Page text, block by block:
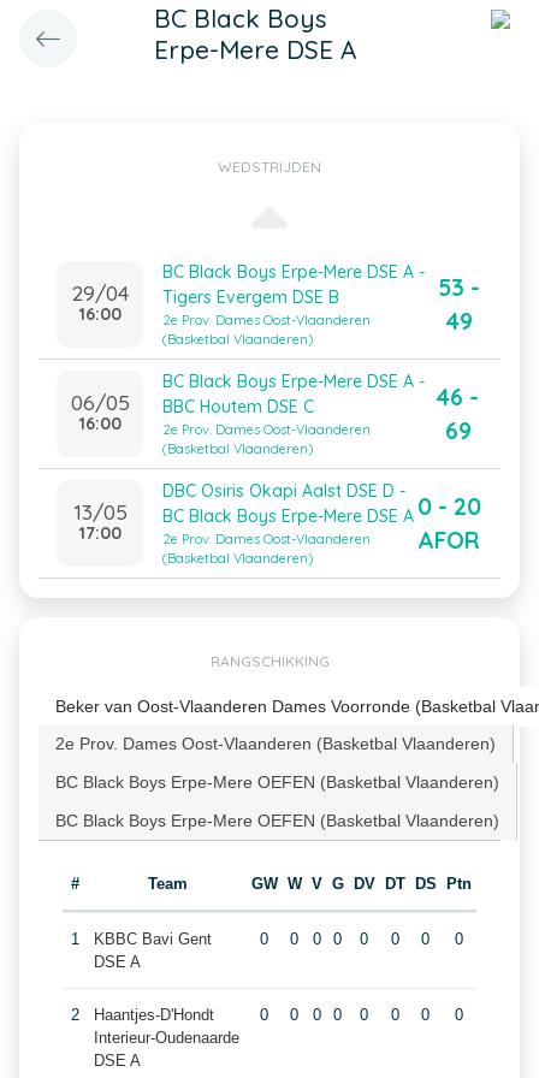
BC Black Boys
Erpe-Mere DSE A
WEDSTRIJDEN
29/04
16:00
BC Black Boys Erpe-Mere DSE A -
Tigers Evergem DSE B
2e Prov. Dames Oost-Vlaanderen
(Basketbal Vlaanderen)
53 -
49
06/05
16:00
BC Black Boys Erpe-Mere DSE A -
BBC Houtem DSE C
2e Prov. Dames Oost-Vlaanderen
(Basketbal Vlaanderen)
46 -
69
13/05
17:00
DBC Osiris Okapi Aalst DSE D -
BC Black Boys Erpe-Mere DSE A
2e Prov. Dames Oost-Vlaanderen
(Basketbal Vlaanderen)
0 - 20
AFOR
RANGSCHIKKING
Beker van Oost-Vlaanderen Dames Voorronde (Basketbal
2e Prov. Dames Oost-Vlaanderen (Basketbal Vlaanderen)
BC Black Boys Erpe-Mere OEFEN (Basketbal Vlaanderen)
BC Black Boys Erpe-Mere OEFEN (Basketbal Vlaanderen)
# Team GW W V G DV DT DS Ptn
1
KBBC Bavi Gent
DSE A
0 0 0 0 0 0 0 0
2
Haantjes-D'Hondt
Interieur-Oudenaarde
DSE A
0 0 0 0 0 0 0 0